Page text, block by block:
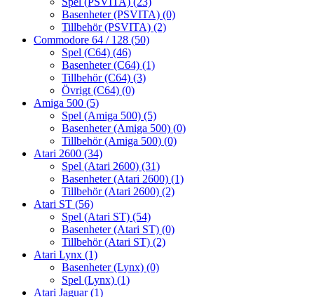
Basenheter (PSVITA) (0)
Tillbehör (PSVITA) (2)
Commodore 64 / 128 (50)
Spel (C64) (46)
Basenheter (C64) (1)
Tillbehör (C64) (3)
Övrigt (C64) (0)
Amiga 500 (5)
Spel (Amiga 500) (5)
Basenheter (Amiga 500) (0)
Tillbehör (Amiga 500) (0)
Atari 2600 (34)
Spel (Atari 2600) (31)
Basenheter (Atari 2600) (1)
Tillbehör (Atari 2600) (2)
Atari ST (56)
Spel (Atari ST) (54)
Basenheter (Atari ST) (0)
Tillbehör (Atari ST) (2)
Atari Lynx (1)
Basenheter (Lynx) (0)
Spel (Lynx) (1)
Atari Jaguar(1)